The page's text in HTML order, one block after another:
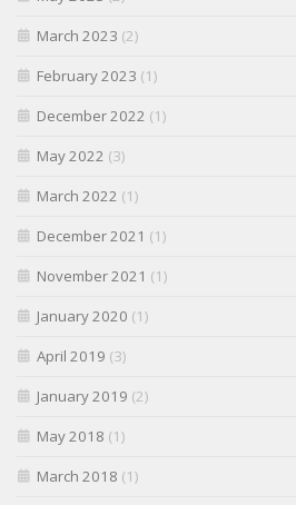
March 2023 (2)
February 2023 (1)
December 2022 (1)
May 2022 (3)
March 2022 (1)
December 2021 (1)
November 2021 (1)
January 2020 (1)
April 2019 (3)
January 2019 (2)
May 2018 (1)
March 2018 (1)